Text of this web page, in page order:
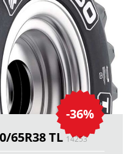
-36%
65R38 TL14253